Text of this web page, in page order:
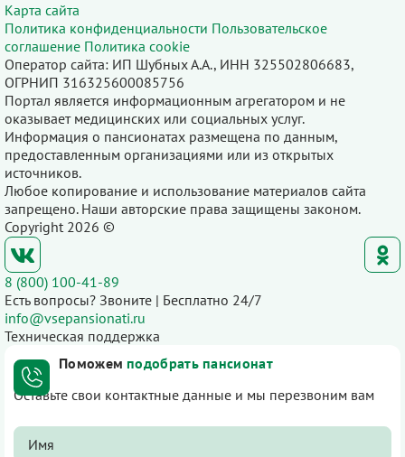
Карта сайта
Политика конфиденциальности Пользовательское
соглашение Политика cookie
Оператор сайта: ИП Шубных А.А., ИНН 325502806683,
ОГРНИП 316325600085756
Портал является информационным агрегатором и не
оказывает медицинских или социальных услуг.
Информация о пансионатах размещена по данным,
предоставленным организациями или из открытых
источников.
Любое копирование и использование материалов сайта
запрещено. Наши авторские права защищены законом.
Copyright 2026 ©
8 (800) 100-41-89
Есть вопросы? Звоните | Бесплатно 24/7
info@vsepansionati.ru
Техническая поддержка
Поможем подобрать пансионат
Оставьте свои контактные данные и мы перезвоним вам